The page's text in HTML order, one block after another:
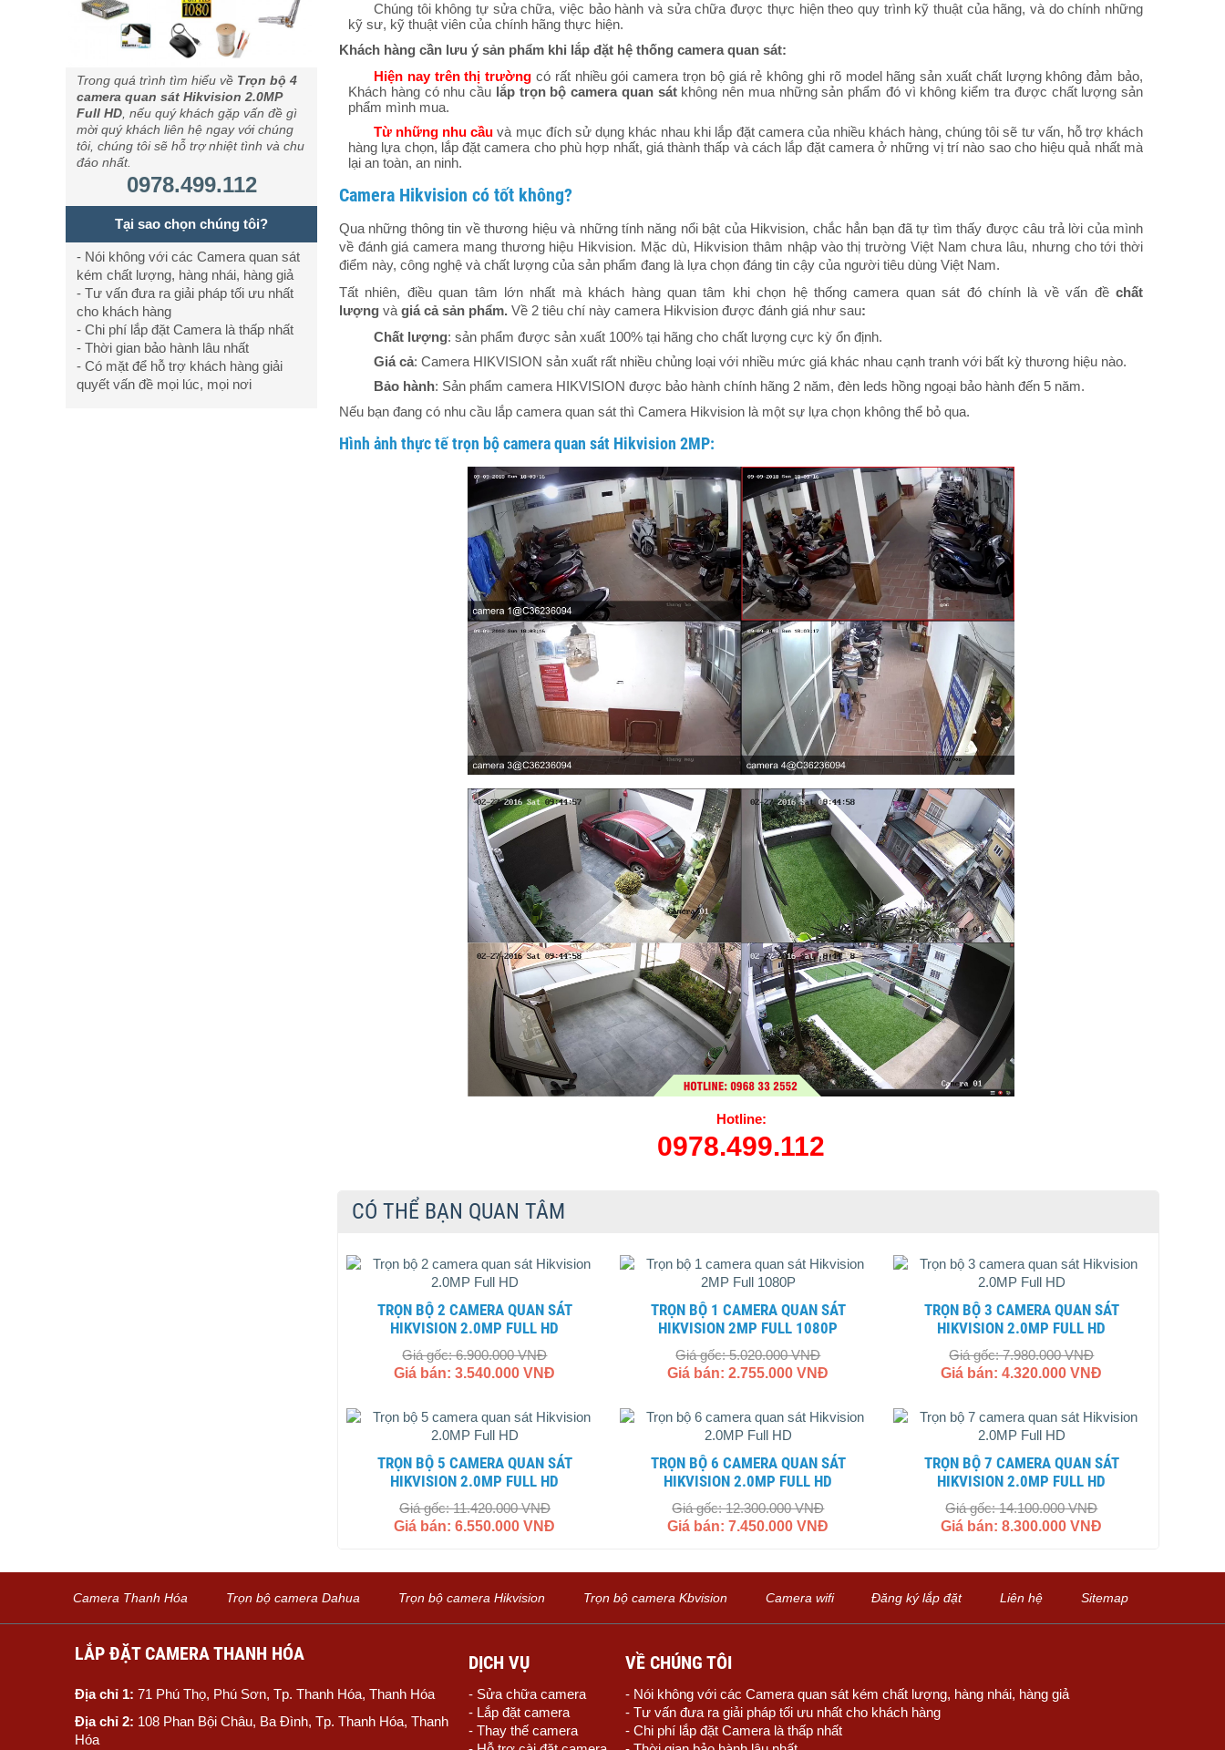
Trong quá trình tìm hiểu về Trọn bộ 4
camera quan sát Hikvision 2.0MP
Full HD , nếu quý khách gặp vấn đề gì
mời quý khách liên hệ ngay với chúng
tôi, chúng tôi sẽ hỗ trợ nhiệt tình và chu
đáo nhất.
0978.499.112
Tại sao chọn chúng tôi?
- Nói không với các Camera quan sát
kém chất lượng, hàng nhái, hàng giả
- Tư vấn đưa ra giải pháp tối ưu nhất
cho khách hàng
- Chi phí lắp đặt Camera là thấp nhất
- Thời gian bảo hành lâu nhất
- Có mặt để hỗ trợ khách hàng giải
quyết vấn đề mọi lúc, mọi nơi
Chúng tôi không tự sửa chữa, việc bảo hành và sửa chữa được thực hiện theo quy trình kỹ thuật của hãng, và do chính những
kỹ sư, kỹ thuật viên của chính hãng thực hiện.
Khách hàng cần lưu ý sản phẩm khi lắp đặt hệ thống camera quan sát:
Hiện nay trên thị trường có rất nhiều gói camera trọn bộ giá rẻ không ghi rõ model hãng sản xuất chất lượng không đảm bảo,
Khách hàng có nhu cầu lắp trọn bộ camera quan sátkhông nên mua những sản phẩm đó vì không kiểm tra được chất lượng sản
phẩm mình mua.
Từ những nhu cầu và mục đích sử dụng khác nhau khi lắp đặt camera của nhiều khách hàng, chúng tôi sẽ tư vấn, hỗ trợ khách
hàng lựa chọn, lắp đặt camera cho phù hợp nhất, giá thành thấp và cách lắp đặt camera ở những vị trí nào sao cho hiệu quả nhất mà
lại an toàn, an ninh.
Camera Hikvision có tốt không?
Qua những thông tin về thương hiệu và những tính năng nổi bật của Hikvision, chắc hẳn bạn đã tự tìm thấy được câu trả lời của mình
về đánh giá camera mang thương hiệu Hikvision. Mặc dù, Hikvision thâm nhập vào thị trường Việt Nam chưa lâu, nhưng cho tới thời
điểm này, công nghệ và chất lượng của sản phẩm đang là lựa chọn đáng tin cậy của người tiêu dùng Việt Nam.
Tất nhiên, điều quan tâm lớn nhất mà khách hàng quan tâm khi chọn hệ thống camera quan sát đó chính là về vấn đề chất
lượng và giá cả sản phẩm. Về 2 tiêu chí này camera Hikvision được đánh giá như sau:
Chất lượng: sản phẩm được sản xuất 100% tại hãng cho chất lượng cực kỳ ổn định.
Giá cả: Camera HIKVISION sản xuất rất nhiều chủng loại với nhiều mức giá khác nhau cạnh tranh với bất kỳ thương hiệu nào.
Bảo hành: Sản phẩm camera HIKVISION được bảo hành chính hãng 2 năm, đèn leds hồng ngoại bảo hành đến 5 năm.
Nếu bạn đang có nhu cầu lắp camera quan sát thì Camera Hikvision là một sự lựa chọn không thể bỏ qua.
Hình ảnh thực tế trọn bộ camera quan sát Hikvision 2MP:
Hotline:
0978.499.112
CÓ THỂ BẠN QUAN TÂM
TRỌN BỘ 2 CAMERA QUAN SÁT
HIKVISION 2.0MP FULL HD
Giá gốc: 6.900.000 VNĐ
Giá bán: 3.540.000 VNĐ
TRỌN BỘ 1 CAMERA QUAN SÁT
HIKVISION 2MP FULL 1080P
Giá gốc: 5.020.000 VNĐ
Giá bán: 2.755.000 VNĐ
TRỌN BỘ 3 CAMERA QUAN SÁT
HIKVISION 2.0MP FULL HD
Giá gốc: 7.980.000 VNĐ
Giá bán: 4.320.000 VNĐ
TRỌN BỘ 5 CAMERA QUAN SÁT
HIKVISION 2.0MP FULL HD
Giá gốc: 11.420.000 VNĐ
Giá bán: 6.550.000 VNĐ
TRỌN BỘ 6 CAMERA QUAN SÁT
HIKVISION 2.0MP FULL HD
Giá gốc: 12.300.000 VNĐ
Giá bán: 7.450.000 VNĐ
TRỌN BỘ 7 CAMERA QUAN SÁT
HIKVISION 2.0MP FULL HD
Giá gốc: 14.100.000 VNĐ
Giá bán: 8.300.000 VNĐ
Camera Thanh Hóa Trọn bộ camera Dahua Trọn bộ camera Hikvision Trọn bộ camera Kbvision Camera wifi Đăng ký lắp đặt Liên hệ Sitemap
LẮP ĐẶT CAMERA THANH HÓA
Địa chỉ 1: 71 Phú Thọ, Phú Sơn, Tp. Thanh Hóa, Thanh Hóa
Địa chỉ 2: 108 Phan Bội Châu, Ba Đình, Tp. Thanh Hóa, Thanh
Hóa
DỊCH VỤ
- Sửa chữa camera
- Lắp đặt camera
- Thay thế camera
VỀ CHÚNG TÔI
- Nói không với các Camera quan sát kém chất lượng, hàng nhái, hàng giả
- Tư vấn đưa ra giải pháp tối ưu nhất cho khách hàng
- Chi phí lắp đặt Camera là thấp nhất